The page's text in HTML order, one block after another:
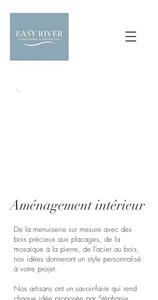
Aménagement intérieur
De la menuiserie sur mesure avec des
bois précieux aux placages, de la
mosaïque à la pierre, de l’acier au bois,
nos idées donneront un style personnalisé
à votre projet.
Nos artisans ont un savoir-faire qui rend